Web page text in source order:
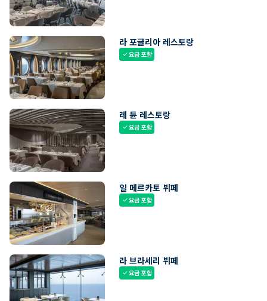
라 포글리아 레스토랑
check요금 포함
레 듄 레스토랑
check요금 포함
일 메르카토 뷔페
check요금 포함
라 브라세리 뷔페
check요금 포함